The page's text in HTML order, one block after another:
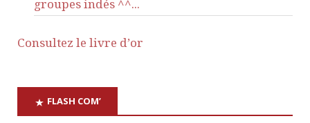
groupes indés ^^...
Consultez le livre d’or
FLASH COM’